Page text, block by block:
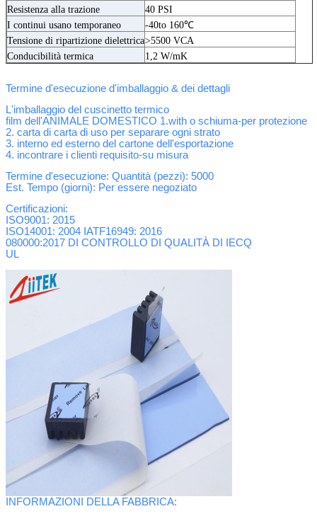
Resistenza alla trazione
40 PSI
I continui usano temporaneo
-40to 160℃
Tensione di ripartizione dielettrica>5500 VCA
Conducibilità termica
1,2 W/mK
Termine d'esecuzione d'imballaggio & dei dettagli
L'imballaggio del cuscinetto termico
film dell'ANIMALE DOMESTICO 1.with o schiuma-per protezione
2. carta di carta di uso per separare ogni strato
3. interno ed esterno del cartone dell'esportazione
4. incontrare i clienti requisito-su misura
Termine d'esecuzione: Quantità (pezzi): 5000
Est. Tempo (giorni): Per essere negoziato
Certificazioni:
ISO9001: 2015
ISO14001: 2004 IATF16949: 2016
080000:2017 DI CONTROLLO DI QUALITÀ DI IECQ
UL
INFORMAZIONI DELLA FABBRICA: